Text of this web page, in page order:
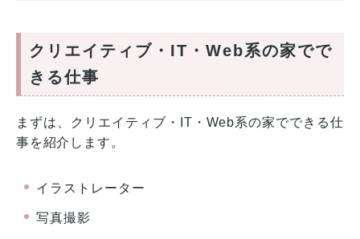
クリエイティブ・IT・Web系の家でで
きる仕事
まずは、クリエイティブ・IT・Web系の家でできる仕
事を紹介します。
イラストレーター
写真撮影